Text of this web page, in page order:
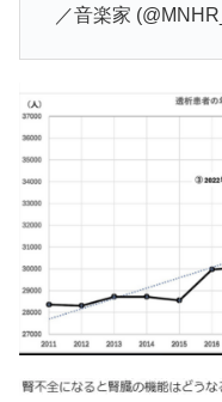
／音楽家